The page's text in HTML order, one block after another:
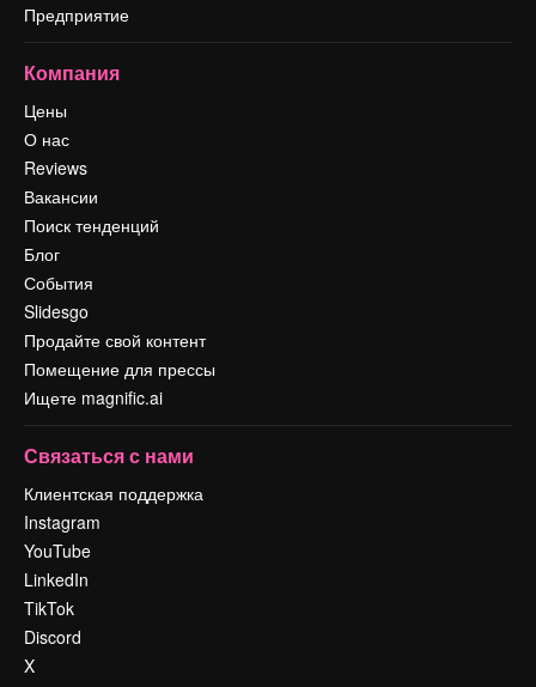
Предприятие
Компания
Цены
О нас
Reviews
Вакансии
Поиск тенденций
Блог
События
Slidesgo
Продайте свой контент
Помещение для прессы
Ищете magnific.ai
Связаться с нами
Клиентская поддержка
Instagram
YouTube
LinkedIn
TikTok
Discord
X